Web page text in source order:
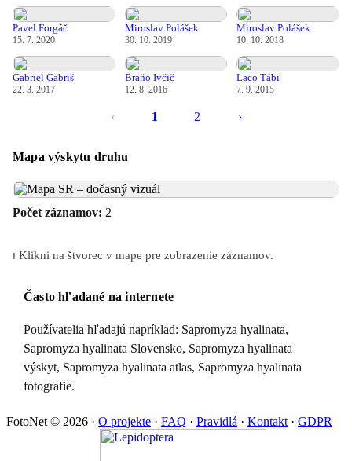
Pavel Forgáč
15. 7. 2020
Miroslav Polášek
30. 10. 2019
Miroslav Polášek
10. 10. 2018
Gabriel Gabriš
22. 3. 2017
Braňo Ivčič
12. 8. 2016
Laco Tábi
7. 9. 2015
‹ 1 2 ›
Mapa výskytu druhu
Počet záznamov: 2
ℹ️ Klikni na štvorec v mape pre zobrazenie záznamov.
Často hľadané na internete
Používatelia hľadajú napríklad: Sapromyza hyalinata,
Sapromyza hyalinata Slovensko, Sapromyza hyalinata
výskyt, Sapromyza hyalinata atlas, Sapromyza hyalinata
fotografie.
FotoNet © 2026 · O projekte · FAQ · Pravidlá · Kontakt · GDPR